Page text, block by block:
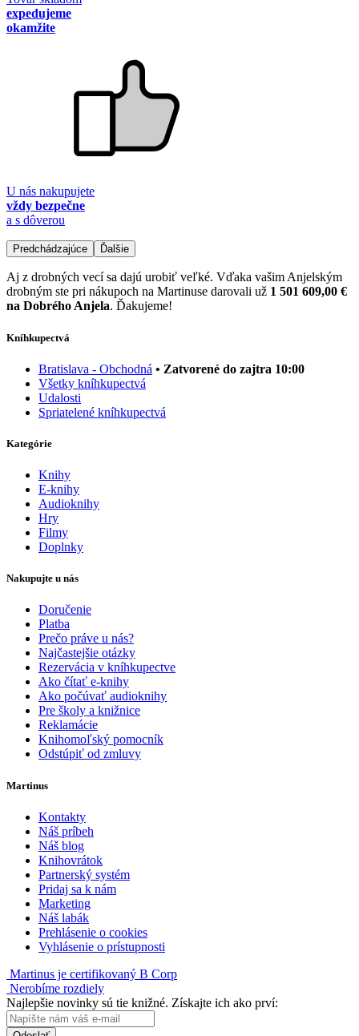
expedujeme
okamžite
U nás nakupujete
vždy bezpečne
a s dôverou
Predchádzajúce Ďalšie
Aj z drobných vecí sa dajú urobiť veľké. Vďaka vašim Anjelským
drobným ste pri nákupoch na Martinuse darovali už 1 501 609,00 €
na Dobrého Anjela. Ďakujeme!
Kníhkupectvá
Bratislava - Obchodná • Zatvorené do zajtra 10:00
Všetky kníhkupectvá
Udalosti
Spriatelené kníhkupectvá
Kategórie
Knihy
E-knihy
Audioknihy
Hry
Filmy
Doplnky
Nakupujte u nás
Doručenie
Platba
Prečo práve u nás?
Najčastejšie otázky
Rezervácia v kníhkupectve
Ako čítať e-knihy
Ako počúvať audioknihy
Pre školy a knižnice
Reklamácie
Knihomoľský pomocník
Odstúpiť od zmluvy
Martinus
Kontakty
Náš príbeh
Náš blog
Knihovrátok
Partnerský systém
Pridaj sa k nám
Marketing
Náš labák
Prehlásenie o cookies
Vyhlásenie o prístupnosti
Martinus je certifikovaný B Corp
Nerobíme rozdiely
Najlepšie novinky sú tie knižné. Získajte ich ako prví: